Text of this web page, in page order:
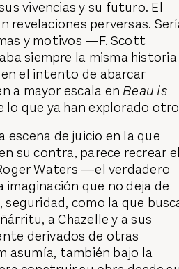
vivencias y su futuro. El
revelaciones perversas.
y motivos —F. Scott
siempre la misma historia
el intento de abarcar
a mayor escala en Beau is
que ya han explorado
escena de juicio en la que
su contra, parece recrear el
Waters —el verdadero
que no deja de
como la que
a Chazelle y a sus
derivados de otras
asumía, también bajo la